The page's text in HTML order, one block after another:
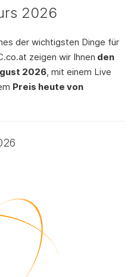
2026
der wichtigsten Dinge für
zeigen wir Ihnen den
2026, mit einem Live
Preis heute von